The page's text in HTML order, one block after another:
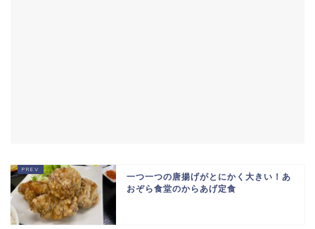
一つ一つの唐揚げがとにかく大きい！あ
おぞら食堂のからあげ定食